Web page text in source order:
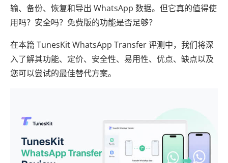
输、备份、恢复和导出 WhatsApp 数据。但它真的值得使
用吗？安全吗？免费版的功能是否足够？
在本篇 TunesKit WhatsApp Transfer 评测中，我们将深
入了解其功能、定价、安全性、易用性、优点、缺点以及
您可以尝试的最佳替代方案。